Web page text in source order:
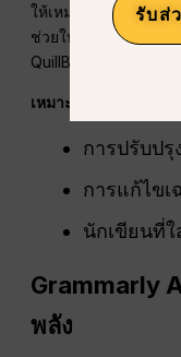
ให้เหมาะสมยิ่งขึ้น โด
ช่วยให้งานเขียนของ
QuillBot (Tech
เหมาะที่สุดสำหรับ
การปรับปรุ
การแก้ไขเ
นักเขียนที่ใ
Grammarly
พลัง
รับส่